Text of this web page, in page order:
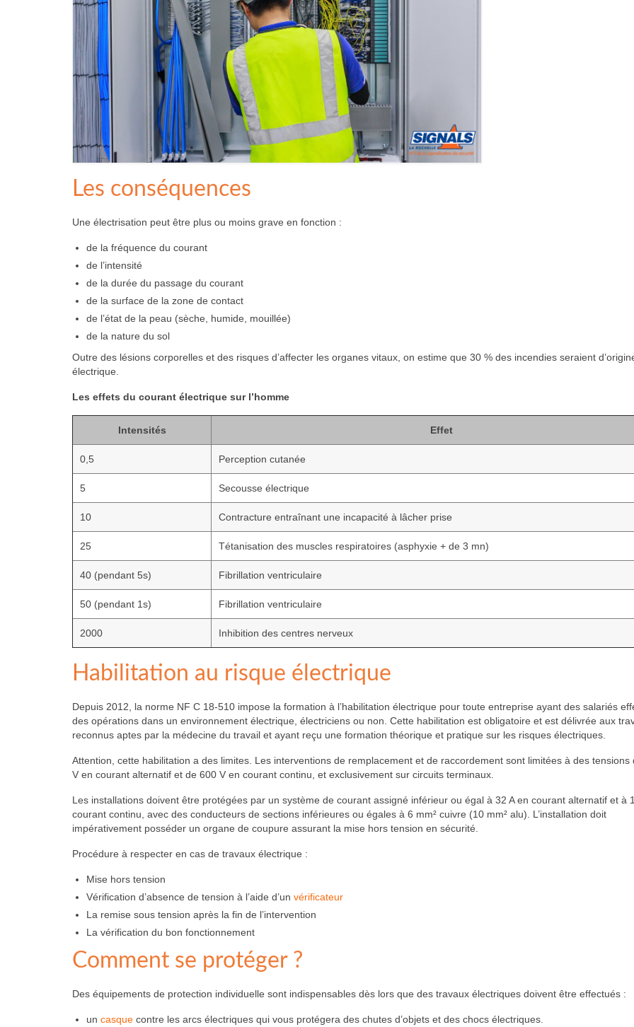
Les conséquences
Une électrisation peut être plus ou moins grave en fonction :
de la fréquence du courant
de l’intensité
de la durée du passage du courant
de la surface de la zone de contact
de l’état de la peau (sèche, humide, mouillée)
de la nature du sol
Outre des lésions corporelles et des risques d’affecter les organes vitaux, on estime que 30 % des incendies seraient
électrique.
Les effets du courant électrique sur l’homme
Intensités Effet
0,5 Perception cutanée
5 Secousse électrique
10 Contracture entraînant une incapacité à lâcher prise
25 Tétanisation des muscles respiratoires (asphyxie + de 3 mn)
40 (pendant 5s) Fibrillation ventriculaire
50 (pendant 1s) Fibrillation ventriculaire
2000 Inhibition des centres nerveux
Habilitation au risque électrique
Depuis 2012, la norme NF C 18-510 impose la formation à l’habilitation électrique pour toute entreprise ayant des salariés
des opérations dans un environnement électrique, électriciens ou non. Cette habilitation est obligatoire et est délivrée aux
reconnus aptes par la médecine du travail et ayant reçu une formation théorique et pratique sur les risques électriques.
Attention, cette habilitation a des limites. Les interventions de remplacement et de raccordement sont limitées à des tensions
V en courant alternatif et de 600 V en courant continu, et exclusivement sur circuits terminaux.
Les installations doivent être protégées par un système de courant assigné inférieur ou égal à 32 A en courant alternatif et à
courant continu, avec des conducteurs de sections inférieures ou égales à 6 mm² cuivre (10 mm² alu). L’installation doit
impérativement posséder un organe de coupure assurant la mise hors tension en sécurité.
Procédure à respecter en cas de travaux électrique :
Mise hors tension
Vérification d’absence de tension à l’aide d’un vérificateur
La remise sous tension après la fin de l’intervention
La vérification du bon fonctionnement
Comment se protéger ?
Des équipements de protection individuelle sont indispensables dès lors que des travaux électriques doivent être effectués :
un casque contre les arcs électriques qui vous protégera des chutes d’objets et des chocs électriques.